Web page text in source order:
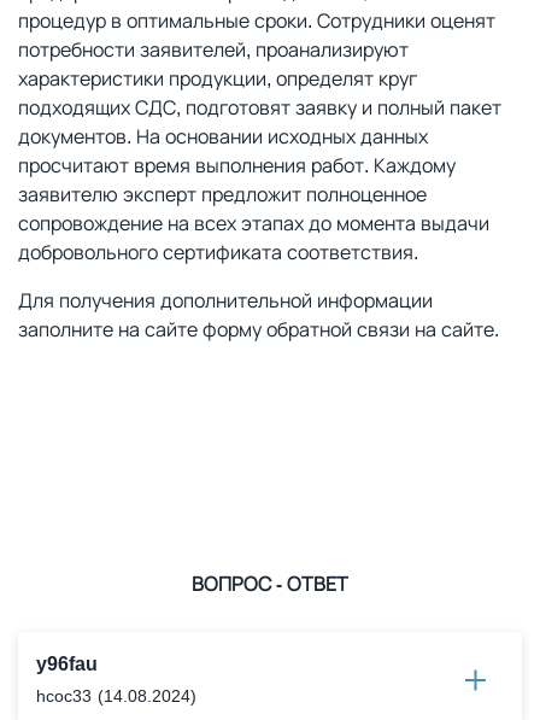
процедур в оптимальные сроки. Сотрудники оценят
потребности заявителей, проанализируют
характеристики продукции, определят круг
подходящих СДС, подготовят заявку и полный пакет
документов. На основании исходных данных
просчитают время выполнения работ. Каждому
заявителю эксперт предложит полноценное
сопровождение на всех этапах до момента выдачи
добровольного сертификата соответствия.
Для получения дополнительной информации
заполните на сайте форму обратной связи на сайте.
ВОПРОС - ОТВЕТ
y96fau
hcoc33 (14.08.2024)